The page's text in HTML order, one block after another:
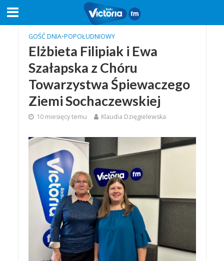
GOŚĆ DNIA•POPOŁUDNIOWY
Elżbieta Filipiak i Ewa
Szałapska z Chóru
Towarzystwa Śpiewaczego
Ziemi Sochaczewskiej
10 miesięcy temu Klaudia Dzięgielewska